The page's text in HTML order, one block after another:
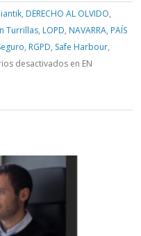
, DERECHO AL OLVIDO,
Turrillas, LOPD, NAVARRA, PAÍS
, RGPD, Safe Harbour,
desactivados en EN